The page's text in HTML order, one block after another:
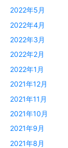
2022年5月
2022年4月
2022年3月
2022年2月
2022年1月
2021年12月
2021年11月
2021年10月
2021年9月
2021年8月